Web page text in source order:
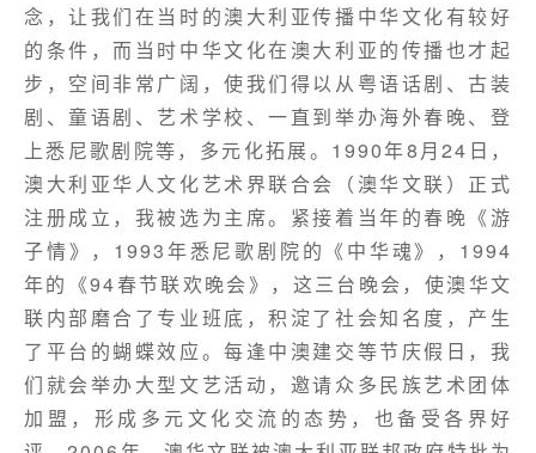
念，让我们在当时的澳大利亚传播中华文化有较好
的条件，而当时中华文化在澳大利亚的传播也才起
步，空间非常广阔，使我们得以从粤语话剧、古装
剧、童语剧、艺术学校、一直到举办海外春晚、登
上悉尼歌剧院等，多元化拓展。1990年8月24日，
澳大利亚华人文化艺术界联合会（澳华文联）正式
注册成立，我被选为主席。紧接着当年的春晚《游
子情》，1993年悉尼歌剧院的《中华魂》，1994
年的《94春节联欢晚会》，这三台晚会，使澳华文
联内部磨合了专业班底，积淀了社会知名度，产生
了平台的蝴蝶效应。每逢中澳建交等节庆假日，我
们就会举办大型文艺活动，邀请众多民族艺术团体
加盟，形成多元文化交流的态势，也备受各界好